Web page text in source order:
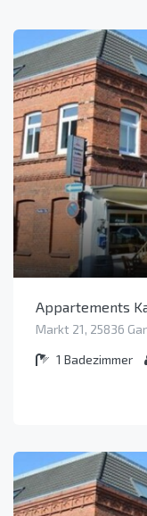
Appartements
Markt 21, 25836
1 Badezimmer